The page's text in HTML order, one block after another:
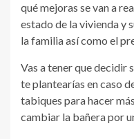
qué mejoras se van a
estado de la vivienda y
la familia así como el
Vas a tener que decidir
te plantearías en caso
tabiques para hacer
cambiar la bañera por